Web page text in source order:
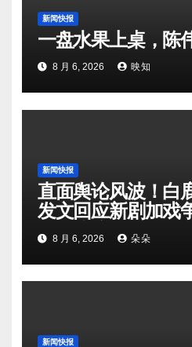
新闻快报
一盘水果上桌，陈
8 月 6, 2026 映知
新闻快报
直面舆论风波！白
发文回应新剧加戏
矛盾暗流涌动
8 月 6, 2026 朵朵
新闻快报